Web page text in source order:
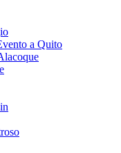
a Quito